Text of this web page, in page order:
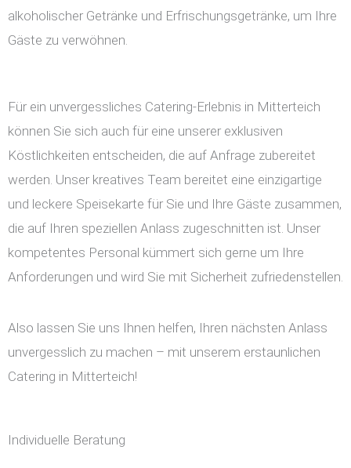
alkoholischer Getränke und Erfrischungsgetränke, um Ihre
Gäste zu verwöhnen.
Für ein unvergessliches Catering-Erlebnis in Mitterteich
können Sie sich auch für eine unserer exklusiven
Köstlichkeiten entscheiden, die auf Anfrage zubereitet
werden. Unser kreatives Team bereitet eine einzigartige
und leckere Speisekarte für Sie und Ihre Gäste zusammen,
die auf Ihren speziellen Anlass zugeschnitten ist. Unser
kompetentes Personal kümmert sich gerne um Ihre
Anforderungen und wird Sie mit Sicherheit zufriedenstellen.
Also lassen Sie uns Ihnen helfen, Ihren nächsten Anlass
unvergesslich zu machen – mit unserem erstaunlichen
Catering in Mitterteich!
Individuelle Beratung